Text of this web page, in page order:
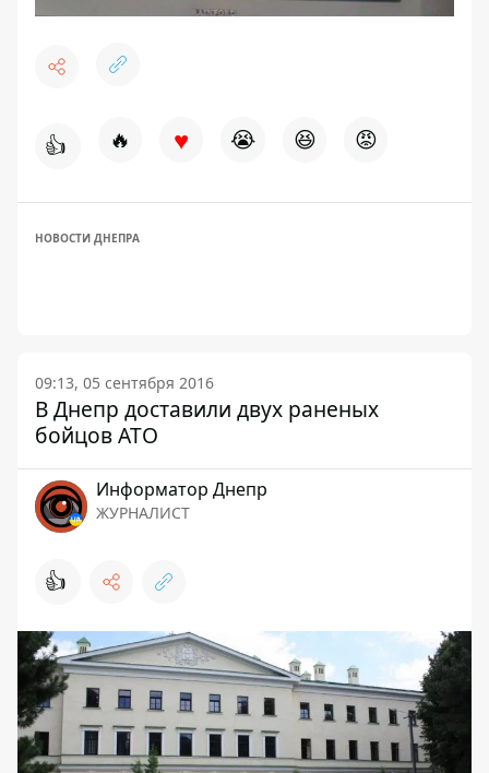
👍 🔥 ♥ 😭 😆 😡
НОВОСТИ ДНЕПРА
09:13, 05 сентября 2016
В Днепр доставили двух раненых
бойцов АТО
Информатор Днепр
ЖУРНАЛИСТ
👍